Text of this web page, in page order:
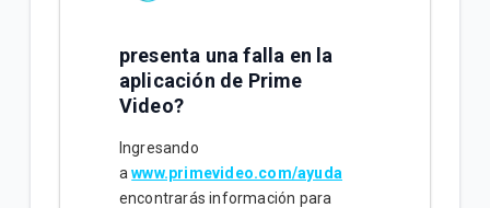
presenta una falla en la
aplicación de Prime
Video?
Ingresando
a www.primevideo.com/ayuda
encontrarás información para